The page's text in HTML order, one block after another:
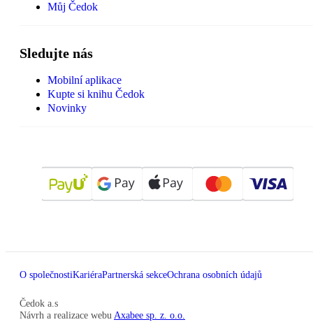
Můj Čedok
Sledujte nás
Mobilní aplikace
Kupte si knihu Čedok
Novinky
O společnostiKariéraPartnerská sekceOchrana osobních údajů
Čedok a.s
Návrh a realizace webu Axabee sp. z. o.o.